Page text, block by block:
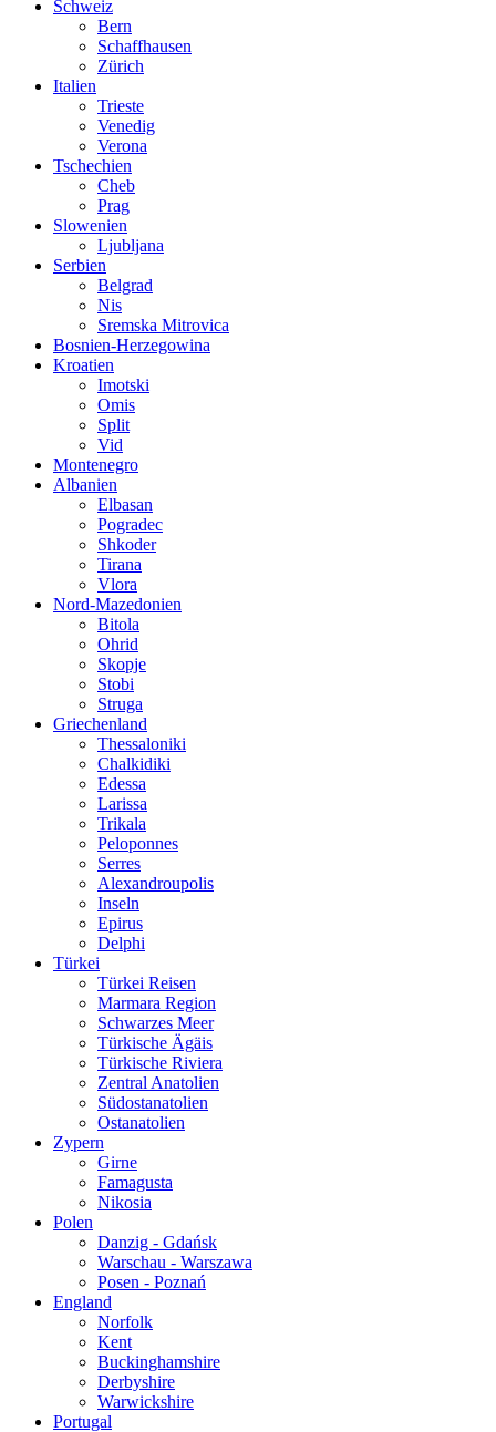
Schweiz
Bern
Schaffhausen
Zürich
Italien
Trieste
Venedig
Verona
Tschechien
Cheb
Prag
Slowenien
Ljubljana
Serbien
Belgrad
Nis
Sremska Mitrovica
Bosnien-Herzegowina
Kroatien
Imotski
Omis
Split
Vid
Montenegro
Albanien
Elbasan
Pogradec
Shkoder
Tirana
Vlora
Nord-Mazedonien
Bitola
Ohrid
Skopje
Stobi
Struga
Griechenland
Thessaloniki
Chalkidiki
Edessa
Larissa
Trikala
Peloponnes
Serres
Alexandroupolis
Inseln
Epirus
Delphi
Türkei
Türkei Reisen
Marmara Region
Schwarzes Meer
Türkische Ägäis
Türkische Riviera
Zentral Anatolien
Südostanatolien
Ostanatolien
Zypern
Girne
Famagusta
Nikosia
Polen
Danzig - Gdańsk
Warschau - Warszawa
Posen - Poznań
England
Norfolk
Kent
Buckinghamshire
Derbyshire
Warwickshire
Portugal